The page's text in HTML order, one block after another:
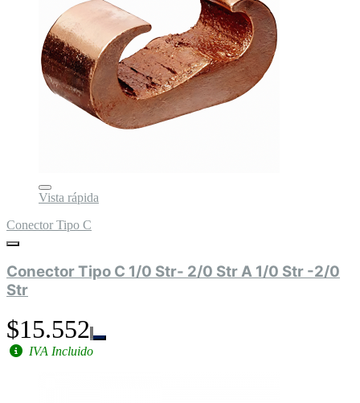
Vista rápida
Conector Tipo C
Conector Tipo C 1/0 Str- 2/0 Str A 1/0 Str -2/0
Str
$15.552
IVA Incluido